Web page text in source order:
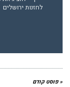
לחזנות ירושלים
« פוסט קודם